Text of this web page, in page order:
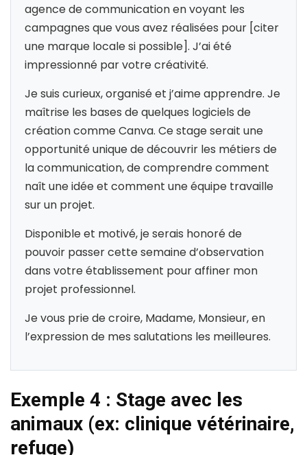
agence de communication en voyant les
campagnes que vous avez réalisées pour [citer
une marque locale si possible]. J’ai été
impressionné par votre créativité.
Je suis curieux, organisé et j’aime apprendre. Je
maîtrise les bases de quelques logiciels de
création comme Canva. Ce stage serait une
opportunité unique de découvrir les métiers de
la communication, de comprendre comment
naît une idée et comment une équipe travaille
sur un projet.
Disponible et motivé, je serais honoré de
pouvoir passer cette semaine d’observation
dans votre établissement pour affiner mon
projet professionnel.
Je vous prie de croire, Madame, Monsieur, en
l’expression de mes salutations les meilleures.
Exemple 4 : Stage avec les
animaux (ex: clinique vétérinaire,
refuge)